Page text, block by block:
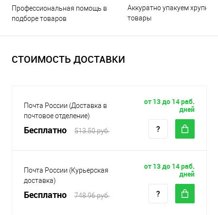
Профессиональная помощь в
подборе товаров
Аккуратно упакуем хрупкие
товары
СТОИМОСТЬ ДОСТАВКИ
Почта России (Доставка в
почтовое отделение)
Бесплатно 513.50 руб.
от 13 до 14 раб.
дней
Почта России (Курьерская
доставка)
Бесплатно 748.96 руб.
от 13 до 14 раб.
дней